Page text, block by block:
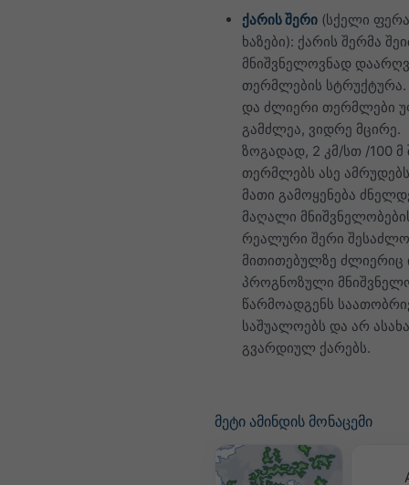
ქარის შერი (სქელი
ხაზები): ქარის შერმა
მნიშვნელოვნად
თერმლების
და ძლიერი თერმლები
გამძლეა, ვიდრე მცირე.
ზოგადად, 2 კმ/სთ /100 მ
თერმლებს ასე
მათი გამოყენება
მაღალი
რეალური შერი
მითითებულზე ძლიერიც
პროგნოზული
წარმოადგენს
საშუალოებს და არ
გვარდიულ ქარებს.
მეტი ამინდის მონაცემი